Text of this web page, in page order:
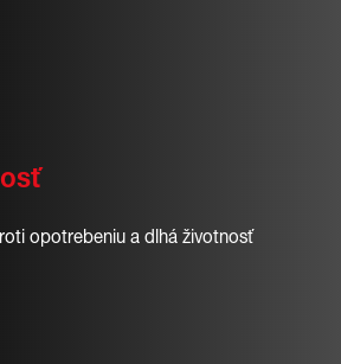
opotrebeniu a dlhá životnosť